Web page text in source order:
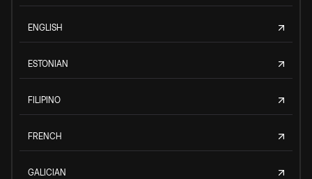
ENGLISH
ESTONIAN
FILIPINO
FRENCH
GALICIAN